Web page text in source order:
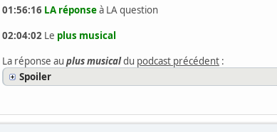
01:56:16 LA réponseà LA question
02:04:02 Le plus musical
La réponse au plus musicaldu podcast précédent :
Spoiler